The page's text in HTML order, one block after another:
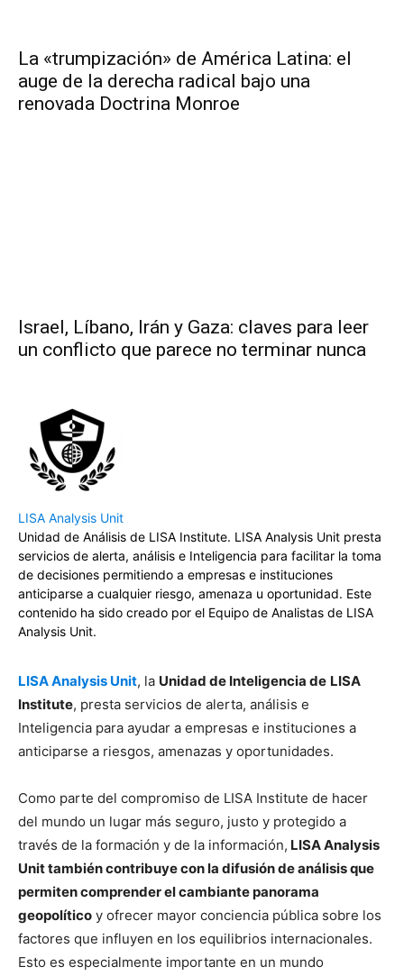
La «trumpización» de América Latina: el
auge de la derecha radical bajo una
renovada Doctrina Monroe
Israel, Líbano, Irán y Gaza: claves para leer
un conflicto que parece no terminar nunca
LISA Analysis Unit
Unidad de Análisis de LISA Institute. LISA Analysis Unit presta
servicios de alerta, análisis e Inteligencia para facilitar la toma
de decisiones permitiendo a empresas e instituciones
anticiparse a cualquier riesgo, amenaza u oportunidad. Este
contenido ha sido creado por el Equipo de Analistas de LISA
Analysis Unit.
LISA Analysis Unit, la Unidad de Inteligencia de LISA
Institute, presta servicios de alerta, análisis e
Inteligencia para ayudar a empresas e instituciones a
anticiparse a riesgos, amenazas y oportunidades.
Como parte del compromiso de LISA Institute de hacer
del mundo un lugar más seguro, justo y protegido a
través de la formación y de la información, LISA Analysis
Unit también contribuye con la difusión de análisis que
permiten comprender el cambiante panorama
geopolítico y ofrecer mayor conciencia pública sobre los
factores que influyen en los equilibrios internacionales.
Esto es especialmente importante en un mundo